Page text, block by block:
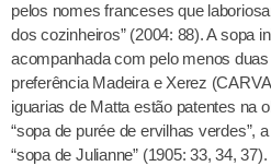
pelos nomes franceses que
dos cozinheiros” (2004: 88). A sopa
acompanhada com pelo menos
preferência Madeira e Xerez
iguarias de Matta estão patentes na
“sopa de purée de ervilhas verdes”,
“sopa de Julianne” (1905: 33, 34, 37).